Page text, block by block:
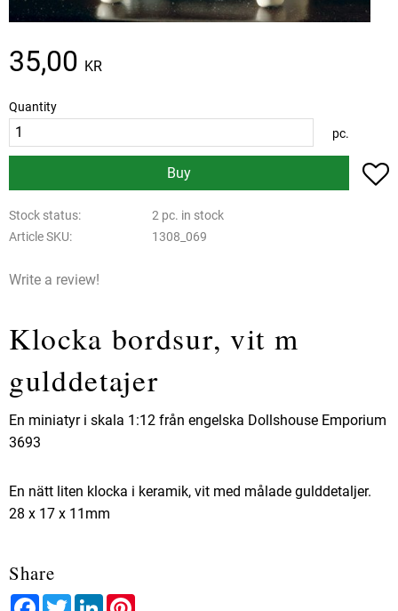
35,00 KR
Quantity
pc.
Buy
Stock status
2 pc. in stock
Article SKU
1308_069
Write a review!
Klocka bordsur, vit m
gulddetajer
En miniatyr i skala 1:12 från engelska Dollshouse Emporium
3693
En nätt liten klocka i keramik, vit med målade gulddetaljer.
28 x 17 x 11mm
Share
FacebookTwitterLinkedIn